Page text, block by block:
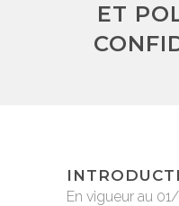
ET
En vigueur au